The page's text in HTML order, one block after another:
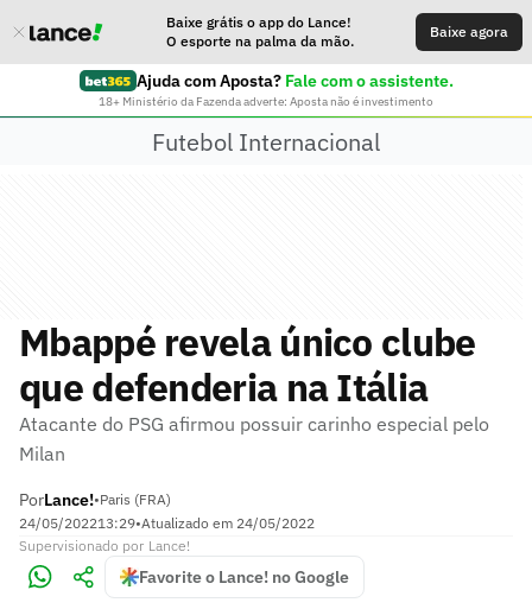
Baixe grátis o app do Lance!
O esporte na palma da mão.
Baixe agora
Ajuda com Aposta? Fale com o assistente.
18+ Ministério da Fazenda adverte: Aposta não é investimento
Futebol Internacional
Mbappé revela único clube
que defenderia na Itália
Atacante do PSG afirmou possuir carinho especial pelo
Milan
PorLance!•Paris (FRA)
24/05/202213:29•Atualizado em 24/05/2022
Supervisionado por Lance!
Favorite o Lance! no Google